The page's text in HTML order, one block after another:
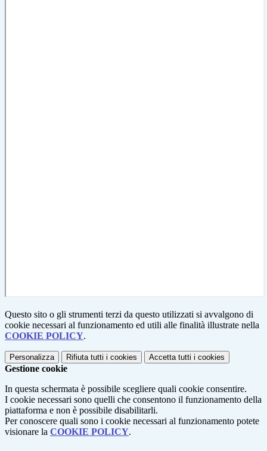
Questo sito o gli strumenti terzi da questo utilizzati si avvalgono di
cookie necessari al funzionamento ed utili alle finalità illustrate nella
COOKIE POLICY.
Personalizza Rifiuta tutti i cookies Accetta tutti i cookies
Gestione cookie
In questa schermata è possibile scegliere quali cookie consentire.
I cookie necessari sono quelli che consentono il funzionamento della
piattaforma e non è possibile disabilitarli.
Per conoscere quali sono i cookie necessari al funzionamento potete
visionare la COOKIE POLICY.